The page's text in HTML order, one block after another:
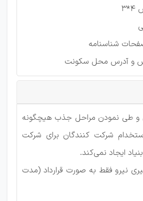
و طی نمودن مراحل جذب هیچگونه
شرکت کنندگان برای شرکت
ایجاد نمی‌کند.
نیرو فقط به صورت قرارداد (مدت